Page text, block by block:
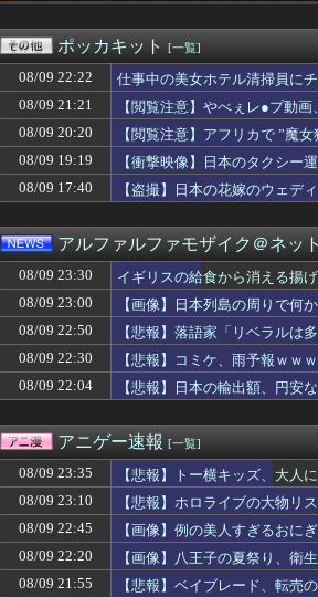
【ラブライブ！】【動画】くしゃみたすか
【富山】グエン容疑者ら２人を逮捕 太陽光
ひろゆき氏 「貧乏人が多い」男性の特徴
【動画】これは怖い。三重の国道23号で撮
【遊戯王OCG】新規月光の来日が楽しみ
【朗報】加藤純一さん、老人会RUST同接
【SS】栞子「月影めぐり」
チー牛が真夏でも長ズボンをはく理由いま
茨城県、群馬県のパスポートを『丸パクリ
【驚愕】名作『ONE PIECE』「サンジ」が
『イチャイチャ虫』の日向坂センター、マ
【悲報】靖国神社、恒例の軍服コスプレ禁
BABYMETAL出演「LuckyFes’26」のセトリ
【トー横】「今までで一番厳しい」見回り
米国民の半数「ネタニヤフ首相は逮捕され
【案の定】TBSサンモニ 外国人の永住許可
【画像】このムッチムチな太もものJKｗｗ
◆速報◆ベルギー1部ヘンクFW伊東純也、
【画像】賛否両論を巻き起こした「エアコ
韓国人「韓国人が日本へ行って羨ましいと
コメ農家「今年は安くなりすぎ」「こんな
コメ農家「今年は安くなりすぎ」「こんな
【CBC賞】フロムダスク普通に完勝で草生え
海外「これは日本の主張が正しい…」米国
【画像】美少女コンカフェ嬢 いうほどかわ
アメリカで買える一番安い新車がこれｗｗ
7人組アイドルG「...そして、消え逝くキミ
ポッカキット [一覧]
08/09 22:22
仕事中の美女ホテル清掃員に
08/09 21:21
【閲覧注意】やべぇレ●プ動
08/09 20:20
【閲覧注意】アフリカで ”魔
08/09 19:19
【衝撃映像】日本のタクシー
08/09 17:40
【盗撮】日本の花嫁のウェデ
アルファルファモザイク＠ネッ
08/09 23:30
イギリスの給食から消える揚
08/09 23:00
【画像】日本列島の周りで何
08/09 22:50
【悲報】落語家「リベラルは
ｗｗｗｗｗｗｗ【HotTweets】
08/09 22:30
【悲報】コミケ、雨予報ｗｗ
08/09 22:04
【悲報】日本の輸出額、円安
アニゲー速報 [一覧]
08/09 23:35
【悲報】トー横キッズ、大人
れる」
08/09 23:10
【悲報】ホロライブの大物リ
08/09 22:45
【画像】例の美人すぎるおに
08/09 22:20
【画像】八王子の夏祭り、衛
08/09 21:55
【悲報】ベイブレード、転売